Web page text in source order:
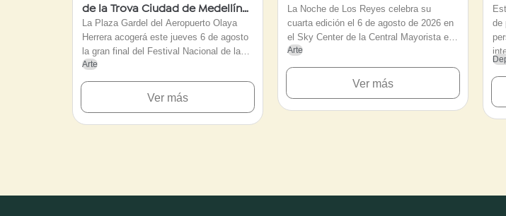
de la Trova Ciudad de Medellín
2026
La Plaza Gardel del Aeropuerto Olaya
Herrera acogerá este jueves 6 de agosto
la gran final del Festival Nacional de la
Trova 2026. Ocho repentistas disputarán
el título de Rey Nacional en una velada
de acceso gratuito centrada en la
improvisación, la tradición oral y el humor
regional. La jornada iniciará a las cinco
Arte
Ver más
La Noche de Los Reyes celebra su
cuarta edición el 6 de agosto de 2026 en
el Sky Center de la Central Mayorista en
Itagüí. Consolidado como el certamen
privado de trova más relevante de la
Feria de las Flores y del país, el
encuentro reúne a los Reyes Nacionales
de festivales emblemáticos como
Arte
Ver más
de